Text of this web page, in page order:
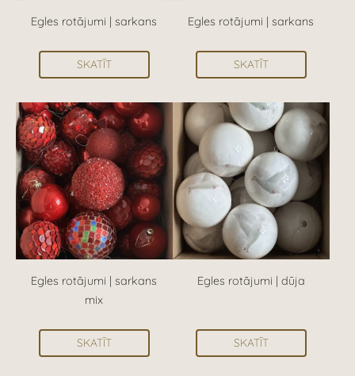
Egles rotājumi | sarkans
SKATĪT
Egles rotājumi | sarkans
SKATĪT
Egles rotājumi | sarkans
mix
SKATĪT
Egles rotājumi | dūja
SKATĪT